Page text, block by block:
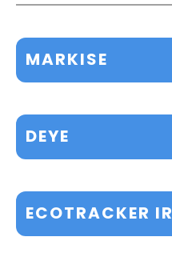
MARKISE
DEYE
ECOTRACKER IR